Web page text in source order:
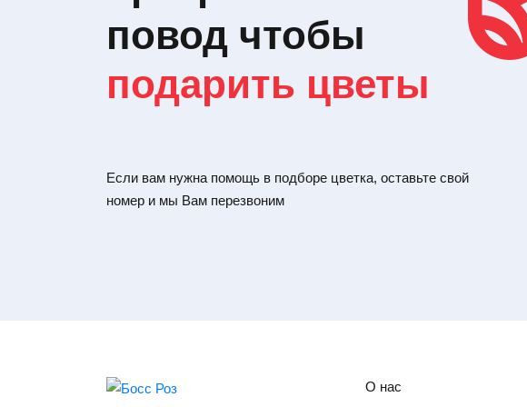
повод чтобы
подарить цветы
Если вам нужна помощь в подборе цветка, оставьте свой
номер и мы Вам перезвоним
О нас